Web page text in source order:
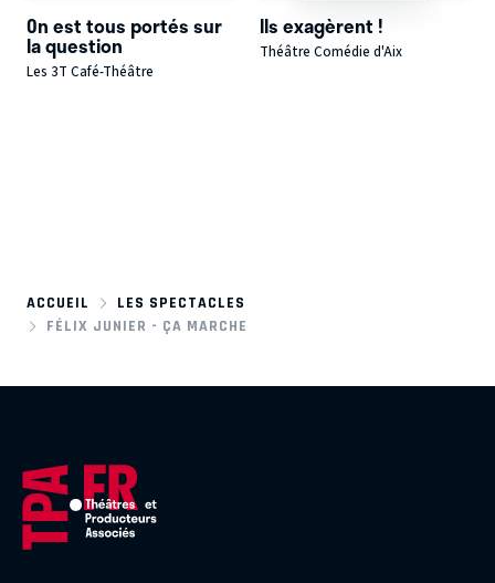
On est tous portés sur
la question
Les 3T Café-Théâtre
Ils exagèrent !
Théâtre Comédie d'Aix
ACCUEIL
LES SPECTACLES
FÉLIX JUNIER - ÇA MARCHE